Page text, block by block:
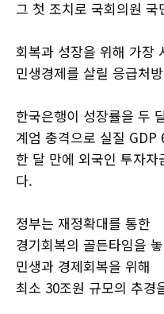
그 첫 조치로 국회의원
회복과 성장을 위해 가장
민생경제를 살릴 응급처
한국은행이 성장률을 두
계엄 충격으로 실질 GDP
한 달 만에 외국인 투자자
다.
정부는 재정확대를 통한
경기회복의 골든타임을
민생과 경제회복을 위해
최소 30조원 규모의 추경